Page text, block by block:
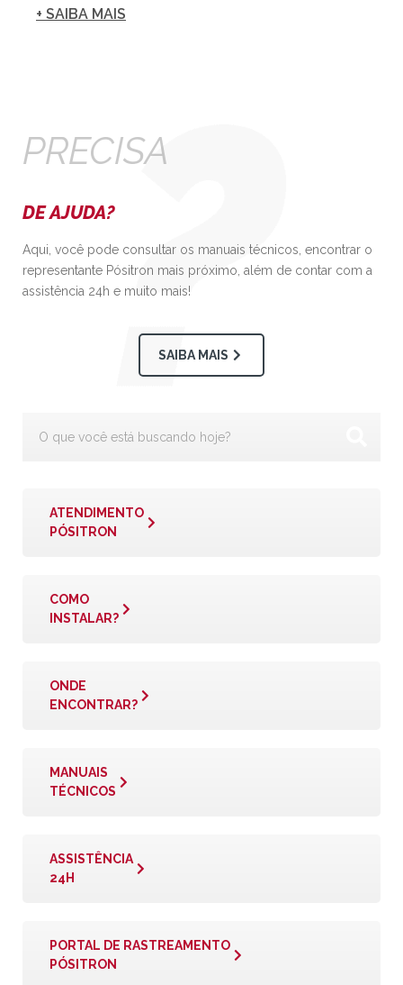
+ SAIBA MAIS
PRECISA
DE AJUDA?
Aqui, você pode consultar os manuais técnicos, encontrar o
representante Pósitron mais próximo, além de contar com a
assistência 24h e muito mais!
SAIBA MAIS
ATENDIMENTO
PÓSITRON
COMO
INSTALAR?
ONDE
ENCONTRAR?
MANUAIS
TÉCNICOS
ASSISTÊNCIA
24H
PORTAL DE RASTREAMENTO
PÓSITRON